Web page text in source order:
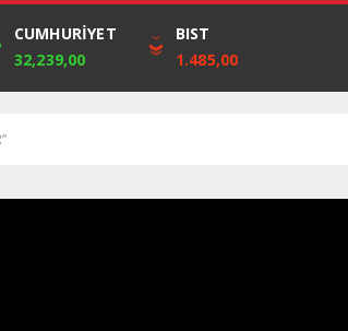
YEN
0,0010
FRANK
51,5910
CUMHURİYET
32,239,00
BIST
1.485,00